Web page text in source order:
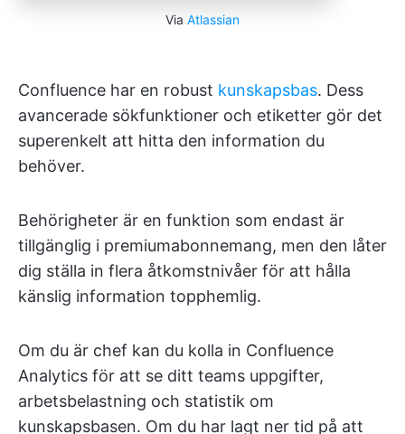
Via Atlassian
Confluence har en robust kunskapsbas. Dess
avancerade sökfunktioner och etiketter gör det
superenkelt att hitta den information du
behöver.
Behörigheter är en funktion som endast är
tillgänglig i premiumabonnemang, men den låter
dig ställa in flera åtkomstnivåer för att hålla
känslig information topphemlig.
Om du är chef kan du kolla in Confluence
Analytics för att se ditt teams uppgifter,
arbetsbelastning och statistik om
kunskapsbasen. Om du har lagt ner tid på att